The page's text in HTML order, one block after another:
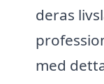
deras
med